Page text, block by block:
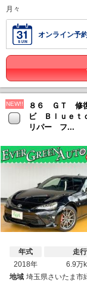
月々
オンライン予
NEW!!
８６ ＧＴ 修
ビ Ｂｌｕｅｔ
リパー フ...
年式
2018年
走行
6.9万
地域 埼玉県さいたま市